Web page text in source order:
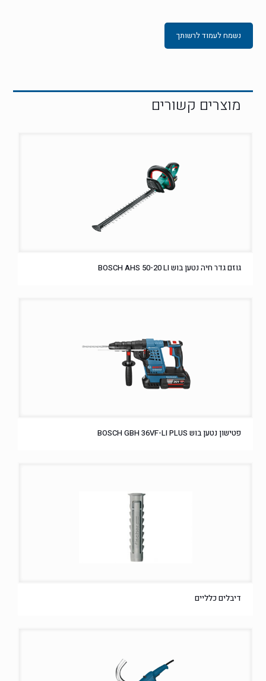
נשמח לעמוד לרשותך
גוזם גדר חיה נטען בוש BOSCH AHS 50-20 LI
פטישון נטען בוש BOSCH GBH 36VF-LI PLUS
דיבלים כלליים